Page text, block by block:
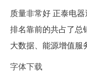
质量非常好 正泰电
排名靠前的共占了总
大数据、能源增值服
字体下载